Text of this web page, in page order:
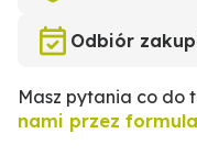
Odbiór
Masz pytania co do
nami przez